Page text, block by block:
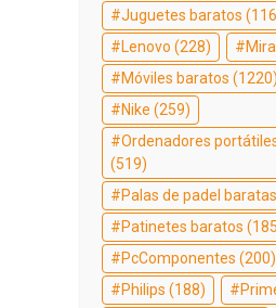
Juguetes baratos
Lenovo (228)
Móviles baratos (1220)
Nike (259)
Ordenadores
(519)
Palas de padel baratas
Patinetes baratos
PcComponentes (200)
Philips (188)